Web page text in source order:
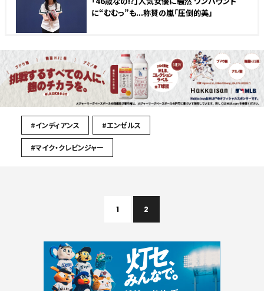
に“むむっ”も...称賛の嵐「圧倒的美」
#インディアンス #エンゼルス
#マイク・クレビンジャー
1 2